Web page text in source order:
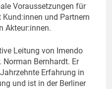
Voraussetzungen für
und Partnern
Akteur:innen.
Leitung von Imendo
Bernhardt. Er
Erfahrung in
und ist in der Berliner